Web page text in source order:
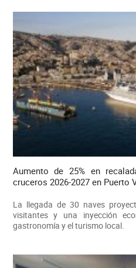
Aumento de 25% en
cruceros 2026-2027 en Puerto
La llegada de 30 naves
visitantes y una inyección
gastronomía y el turismo local.